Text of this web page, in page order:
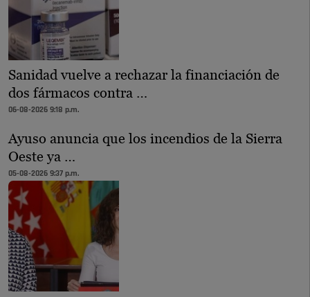
Sanidad vuelve a rechazar la financiación de
dos fármacos contra …
06-08-2026 9:18 p.m.
Ayuso anuncia que los incendios de la Sierra
Oeste ya …
05-08-2026 9:37 p.m.